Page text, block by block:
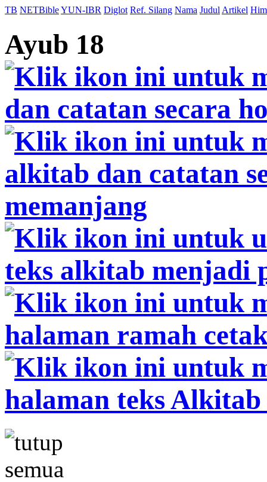
TB NETBibleYUN-IBR Diglot Ref. Silang Nama Judul Artikel
Ayub 18